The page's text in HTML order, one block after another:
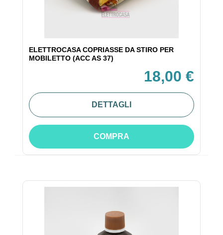
ELETTROCASA COPRIASSE DA STIRO PER
MOBILETTO (ACC AS 37)
18,00 €
DETTAGLI
COMPRA